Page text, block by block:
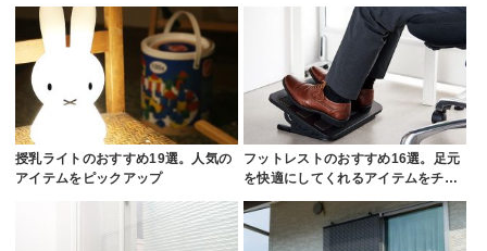
授乳ライトのおすすめ19選。人気の
アイテムをピックアップ
フットレストのおすすめ16選。足元
を快適にしてくれるアイテムをチ…